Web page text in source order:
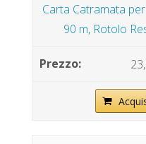
Carta Catramata
90 m, Rotolo